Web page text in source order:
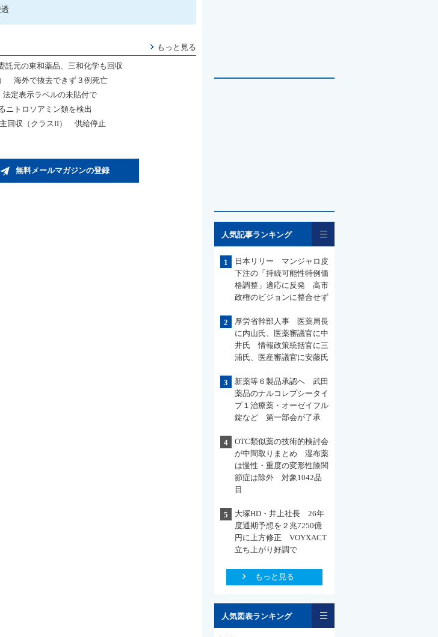
もっと見る
元の東和薬品、三和化学も回収
海外で抜去できず３例死亡
定表示ラベルの未貼付で
トロソアミン類を検出
回収（クラスII） 供給停止
無料メールマガジンの登録
人気記事ランキング
1
日本リリー マンジャロ皮
下注の「持続可能性特例価
格調整」適応に反発 高市
政権のビジョンに整合せず
2
厚労省幹部人事 医薬局長
に内山氏、医薬審議官に中
井氏 情報政策統括官に三
浦氏、医産審議官に安藤氏
3
新薬等６製品承認へ 武田
薬品のナルコレプシータイ
プ１治療薬・オーゼイフル
錠など 第一部会が了承
4
OTC類似薬の技術的検討会
が中間取りまとめ 湿布薬
は慢性・重度の変形性膝関
節症は除外 対象1042品
目
5
大塚HD・井上社長 26年
度通期予想を２兆7250億
円に上方修正 VOYXACT
立ち上がり好調で
もっと見る
人気図表ランキング